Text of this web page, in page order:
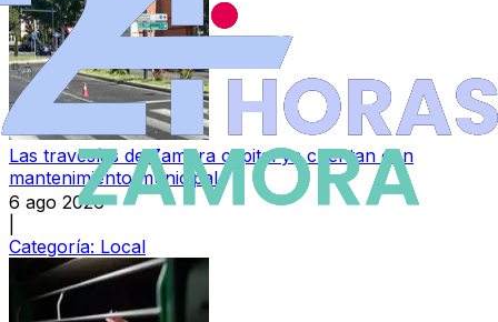
Las travesías de Zamora capital ya cuentan con
mantenimiento municipal
6 ago 2026
Categoría: Local